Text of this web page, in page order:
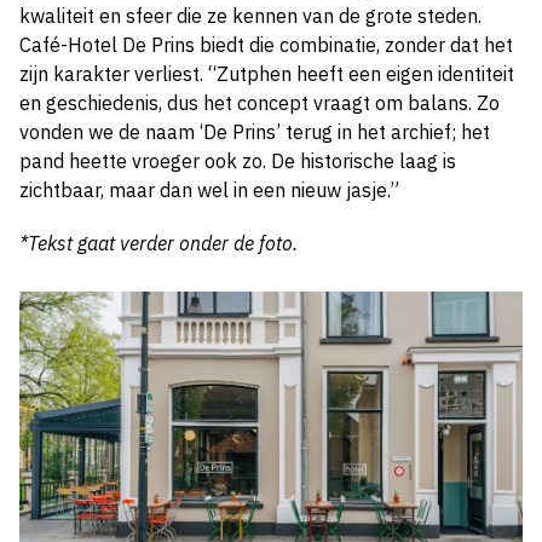
kwaliteit en sfeer die ze kennen van de grote steden.
Café-Hotel De Prins biedt die combinatie, zonder dat het
zijn karakter verliest. “Zutphen heeft een eigen identiteit
en geschiedenis, dus het concept vraagt om balans. Zo
vonden we de naam ‘De Prins’ terug in het archief; het
pand heette vroeger ook zo. De historische laag is
zichtbaar, maar dan wel in een nieuw jasje.”
*Tekst gaat verder onder de foto.